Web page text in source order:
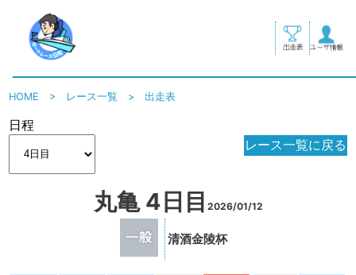
HOME > レース一覧 >出走表
日程
レース一覧に戻る
丸亀 4日目 2026/01/12
清酒金陵杯